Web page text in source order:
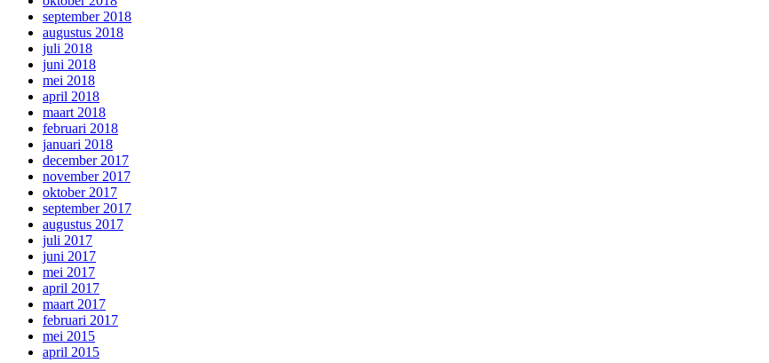
september 2018
augustus 2018
juli 2018
juni 2018
mei 2018
april 2018
maart 2018
februari 2018
januari 2018
december 2017
november 2017
oktober 2017
september 2017
augustus 2017
juli 2017
juni 2017
mei 2017
april 2017
maart 2017
februari 2017
mei 2015
april 2015